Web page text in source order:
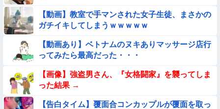
【動画】ピザ屋のバイト女、クッソせこい『ツマミ食い』をし
て炎上
【悲報】イッヌさん、飼い主の『レズプレイ』を見てドン引
き・・・
【画像】新人AV女優さん、ジブリキャラのコスプレでチンポ
を硬めてくるｗｗｗｗｗｗｗ
【動画】教室で手マンされた女子生徒、まさかの
ガチイキしてしまうｗｗｗｗｗ
【動画あり】ベトナムのヌキありマッサージ店行
ってみたら最高だった・・・
【画像】強盗男さん、『女格闘家』を襲ってしま
った結果 →
【告白タイム】覆面合コンカップルが覆面を取っ